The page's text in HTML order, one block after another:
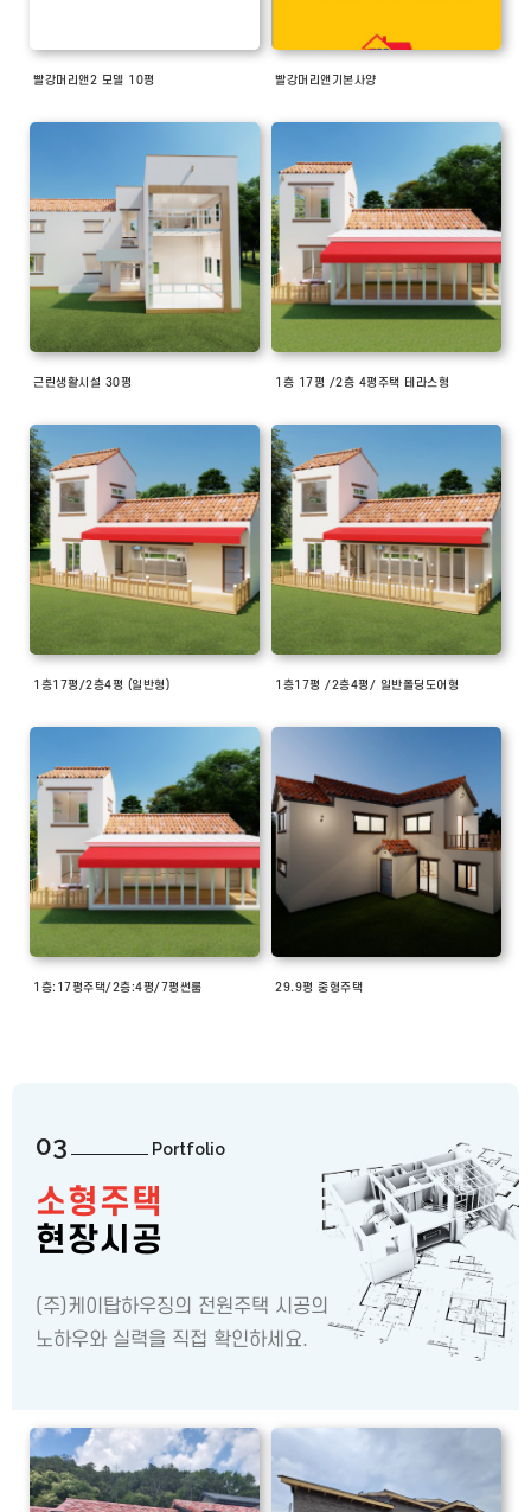
빨강머리앤2 모델 10평 빨강머리앤기본사양
근린생활시설 30평 1층 17평 /2층 4평주택 테라스형
1층17평/2층4평 (일반형) 1층17평 /2층4평/ 일반폴딩도어형
1층:17평주택/2층:4평/7평썬룸 29.9평 중형주택
03 Portfolio
소형주택
현장시공
(주)케이탑하우징의 전원주택 시공의
노하우와 실력을 직접 확인하세요.